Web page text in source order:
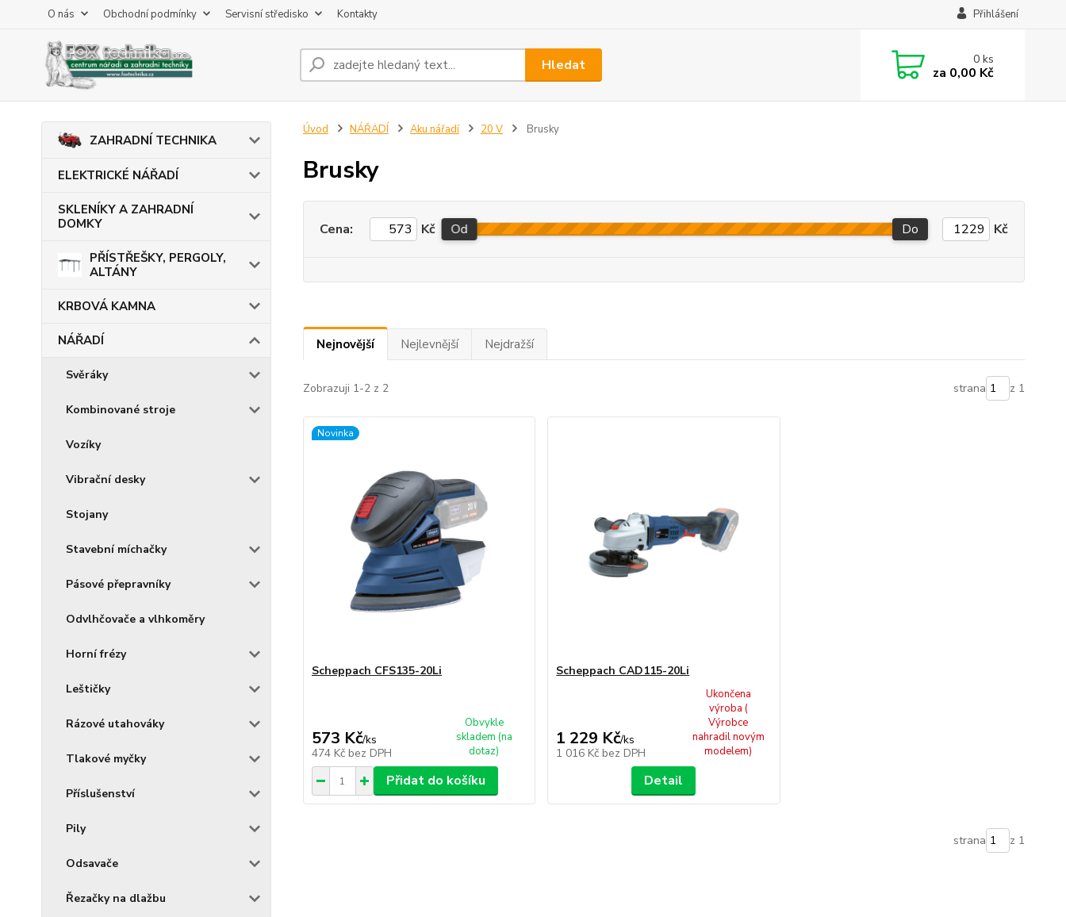
O nás Obchodní podmínky Servisní středisko Kontakty Přihlášení
Hledat 0ks
za 0,00 Kč
ZAHRADNÍ TECHNIKA
ELEKTRICKÉ NÁŘADÍ
SKLENÍKY A ZAHRADNÍ
DOMKY
PŘÍSTŘEŠKY, PERGOLY,
ALTÁNY
KRBOVÁ KAMNA
NÁŘADÍ
Svěráky
Kombinované stroje
Vozíky
Vibrační desky
Stojany
Stavební míchačky
Pásové přepravníky
Odvlhčovače a vlhkoměry
Horní frézy
Leštičky
Rázové utahováky
Tlakové myčky
Příslušenství
Pily
Odsavače
Řezačky na dlažbu
Úvod NÁŘADÍ Aku nářadí 20 V Brusky
Brusky
Cena: Kč Od Do Kč
Nejnovější Nejlevnější Nejdražší
Zobrazuji 1-2 z 2 strana z 1
Novinka
Scheppach CFS135-20Li
573 Kč/ks
474 Kč bez DPH
Obvykle
skladem (na
dotaz)
Přidat do košíku
Scheppach CAD115-20Li
1 229 Kč/ks
1 016 Kč bez DPH
Ukončena
výroba (
Výrobce
nahradil novým
modelem)
Detail
strana z 1